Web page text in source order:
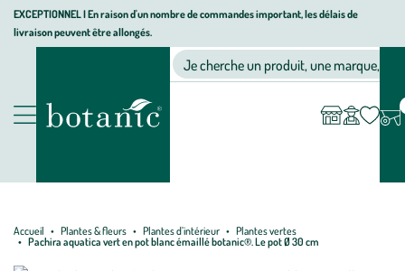
Aller
Aller
au
Aller
au
page
EXCEPTIONNEL I En raison d'un nombre de commandes important, les délais de
livraison peuvent être allongés.
Nos produits
Jardinerie écologique, animalerie, décoration, alimentation bio
Je cherche un produit, une marque, un
compte
Accueil Plantes & fleurs Plantes d’intérieur
Plantes vertes
Pachira aquatica vert en pot blanc émaillé botanic®. Le pot Ø 30 cm